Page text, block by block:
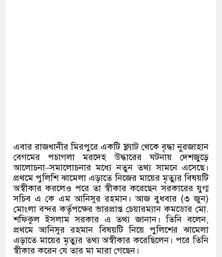
এবার রাজধানীর মিরপুরে একটি ফ্ল্যাট থেকে বৃদ্ধা নুরজাহান
বেগমের পচাগলা মরদেহ উদ্ধারের ঘটনায় দেশজুড়ে
আলোচনা–সমালোচনার মধ্যে নতুন তথ্য সামনে এসেছে।
প্রথমে পুলিশি ঝামেলা এড়াতে নিজের মায়ের মৃত্যুর বিষয়টি
অস্বীকার করলেও পরে তা স্বীকার করেছেন সরকারের যুগ্ম
সচিব এ কে এম আনিসুর রহমান। আজ বুধবার (৩ জুন)
মোংলা বন্দর কর্তৃপক্ষের ভারপ্রাপ্ত চেয়ারম্যান কমডোর মো.
শফিকুল ইসলাম সরকার এ তথ্য জানান। তিনি বলেন,
প্রথমে আনিসুর রহমান বিষয়টি নিয়ে পুলিশের ঝামেলা
এড়াতে মায়ের মৃত্যুর তথ্য অস্বীকার করেছিলেন। পরে তিনি
স্বীকার করেন যে তার মা মারা গেছেন।